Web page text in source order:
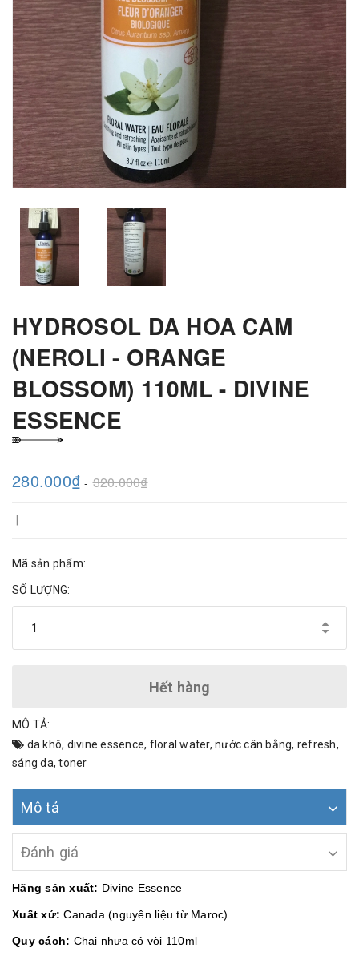
HYDROSOL DA HOA CAM
(NEROLI - ORANGE
BLOSSOM) 110ML - DIVINE
ESSENCE
280.000₫ - 320.000₫
Mã sản phẩm:
SỐ LƯỢNG:
Hết hàng
MÔ TẢ:
da khô, divine essence, floral water, nước cân bằng, refresh,
sáng da,toner
Mô tả
Đánh giá
Hãng sản xuất: Divine Essence
Xuất xứ: Canada (nguyên liệu từ Maroc)
Quy cách: Chai nhựa có vòi 110ml